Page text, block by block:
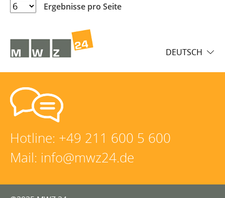
Ergebnisse pro Seite
DEUTSCH
Hotline: +49 211 600 5 600
Mail: info@mwz24.de